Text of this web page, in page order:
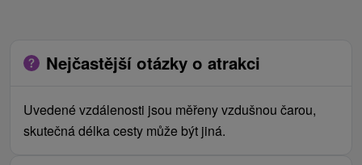
Nejčastější otázky o atrakci
Uvedené vzdálenosti jsou měřeny vzdušnou čarou,
skutečná délka cesty může být jiná.